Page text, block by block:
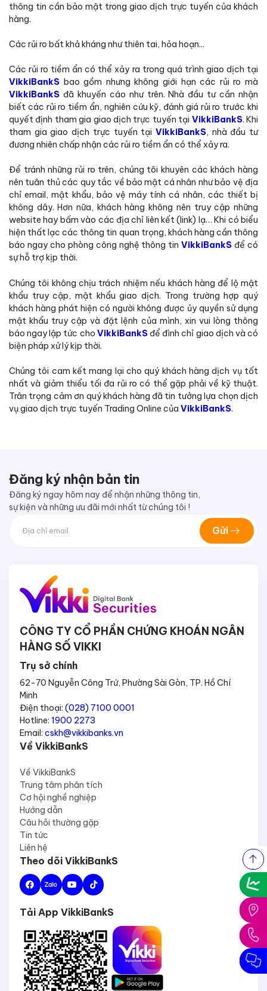
thông tin cần bảo mật trong giao dịch trực tuyến của khách
hàng.
Các rủi ro bất khả kháng như thiên tai, hỏa hoạn...
Các rủi ro tiềm ẩn có thể xảy ra trong quá trình giao dịch tại
VikkiBankS bao gồm nhưng không giới hạn các rủi ro mà
VikkiBankS đã khuyến cáo như trên. Nhà đầu tư cần nhận
biết các rủi ro tiềm ẩn, nghiên cứu kỹ, đánh giá rủi ro trước khi
quyết định tham gia giao dịch trực tuyến tại VikkiBankS. Khi
tham gia giao dịch trực tuyến tại VikkiBankS, nhà đầu tư
đương nhiên chấp nhận các rủi ro tiềm ẩn có thể xảy ra.
Để tránh những rủi ro trên, chúng tôi khuyên các khách hàng
nên tuân thủ các quy tắc về bảo mật cá nhân như bảo vệ địa
chỉ email, mật khẩu, bảo vệ máy tính cá nhân, các thiết bị
không dây. Hơn nữa, khách hàng không nên truy cập những
website hay bấm vào các địa chỉ liên kết (link) lạ… Khi có biểu
hiện thất lạc các thông tin quan trọng, khách hàng cần thông
báo ngay cho phòng công nghệ thông tinVikkiBankSđể có
sự hỗ trợ kịp thời.
Chúng tôi không chịu trách nhiệm nếu khách hàng để lộ mật
khẩu truy cập, mật khẩu giao dịch. Trong trường hợp quý
khách hàng phát hiện có người không được ủy quyền sử dụng
mật khẩu truy cập và đặt lệnh của mình, xin vui lòng thông
báo ngay lập tức cho VikkiBankSđể đình chỉ giao dịch và có
biện pháp xử lý kịp thời.
Chúng tôi cam kết mang lại cho quý khách hàng dịch vụ tốt
nhất và giảm thiểu tối đa rủi ro có thể gặp phải về kỹ thuật.
Trân trọng cảm ơn quý khách hàng đã tin tưởng lựa chọn dịch
vụ giao dịch trực tuyến Trading Online của VikkiBankS.
Đăng ký nhận bản tin
Đăng ký ngay hôm nay để nhận những thông tin,
sự kiện và những ưu đãi mới nhất từ chúng tôi !
Gửi
CÔNG TY CỔ PHẦN CHỨNG KHOÁN NGÂN
HÀNG SỐ VIKKI
Trụ sở chính
62-70 Nguyễn Công Trứ, Phường Sài Gòn, TP. Hồ Chí
Minh
Điện thoại: (028) 7100 0001
Hotline: 1900 2273
Email: cskh@vikkibanks.vn
Về VikkiBankS
Về VikkiBankS
Trung tâm phân tích
Cơ hội nghề nghiệp
Hướng dẫn
Câu hỏi thường gặp
Tin tức
Liên hệ
Theo dõi VikkiBankS
Tải App VikkiBankS